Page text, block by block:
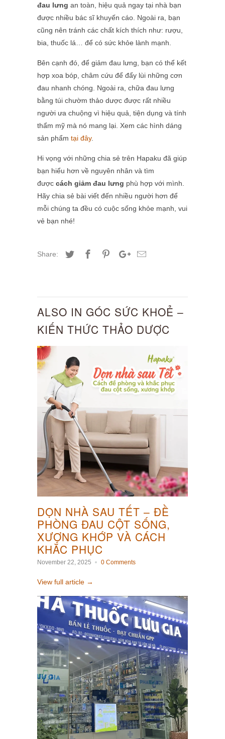
đau lưng an toàn, hiệu quả ngay tại nhà bạn
được nhiều bác sĩ khuyến cáo. Ngoài ra, bạn
cũng nên tránh các chất kích thích như: rượu,
bia, thuốc lá… để có sức khỏe lành mạnh.
Bên cạnh đó, để giảm đau lưng, bạn có thể kết
hợp xoa bóp, châm cứu để đẩy lùi những cơn
đau nhanh chóng. Ngoài ra, chữa đau lưng
bằng túi chườm thảo dược được rất nhiều
người ưa chuộng vì hiệu quả, tiện dụng và tính
thẩm mỹ mà nó mang lại. Xem các hình dáng
sản phẩm tại đây.
Hi vọng với những chia sẻ trên Hapaku đã giúp
bạn hiểu hơn về nguyên nhân và tìm
được cách giảm đau lưng phù hợp với mình.
Hãy chia sẻ bài viết đến nhiều người hơn để
mỗi chúng ta đều có cuộc sống khỏe mạnh, vui
vẻ bạn nhé!
Share:
ALSO IN GÓC SỨC KHOẺ –
KIẾN THỨC THẢO DƯỢC
DỌN NHÀ SAU TẾT – ĐỀ
PHÒNG ĐAU CỘT SỐNG,
XƯƠNG KHỚP VÀ CÁCH
KHẮC PHỤC
November 22, 2025 0 Comments
View full article →